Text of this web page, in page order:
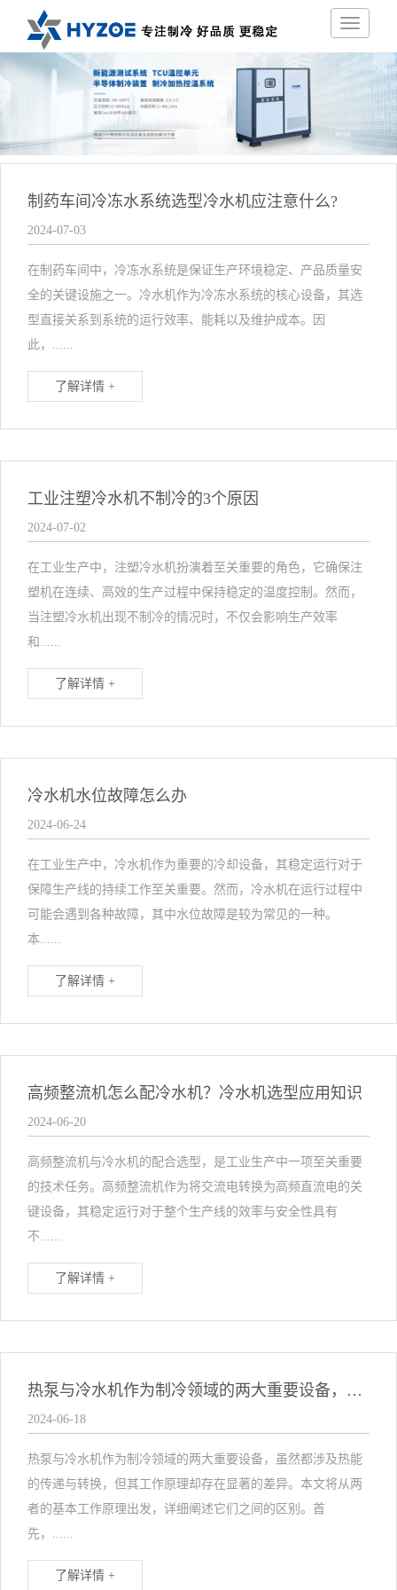
制药车间冷冻水系统选型冷水机应注意什么?
2024-07-03
在制药车间中，冷冻水系统是保证生产环境稳定、产品质量安
全的关键设施之一。冷水机作为冷冻水系统的核心设备，其选
型直接关系到系统的运行效率、能耗以及维护成本。因
此，......
了解详情 +
工业注塑冷水机不制冷的3个原因
2024-07-02
在工业生产中，注塑冷水机扮演着至关重要的角色，它确保注
塑机在连续、高效的生产过程中保持稳定的温度控制。然而，
当注塑冷水机出现不制冷的情况时，不仅会影响生产效率
和......
了解详情 +
冷水机水位故障怎么办
2024-06-24
在工业生产中，冷水机作为重要的冷却设备，其稳定运行对于
保障生产线的持续工作至关重要。然而，冷水机在运行过程中
可能会遇到各种故障，其中水位故障是较为常见的一种。
本......
了解详情 +
高频整流机怎么配冷水机？冷水机选型应用知识
2024-06-20
高频整流机与冷水机的配合选型，是工业生产中一项至关重要
的技术任务。高频整流机作为将交流电转换为高频直流电的关
键设备，其稳定运行对于整个生产线的效率与安全性具有
不......
了解详情 +
热泵与冷水机作为制冷领域的两大重要设备，虽然都涉及热能的传递与转换，但其工作原理却存在显著的差异。本文将从两者的基本工作原理出发，详细阐述它们之间的区别。 首先，我们来看热泵的工作原理。热泵是一种能够利用低位热能并将其提升到高位热能的设备，其核心在于通过逆卡诺原理实现热能的转换。具体来说，热泵通过消耗少量的电能，从空气、水或地下水中吸收大量的低温热能，然后经过压缩机的压缩，将低温热能转化为高温热能，最后通过热交换器将高温热能释放到需要加热的空间或物体中。在这个过程中，热泵能够实现能量的高效利用，具有能耗
2024-06-18
热泵与冷水机作为制冷领域的两大重要设备，虽然都涉及热能
的传递与转换，但其工作原理却存在显著的差异。本文将从两
者的基本工作原理出发，详细阐述它们之间的区别。首
先，......
了解详情 +